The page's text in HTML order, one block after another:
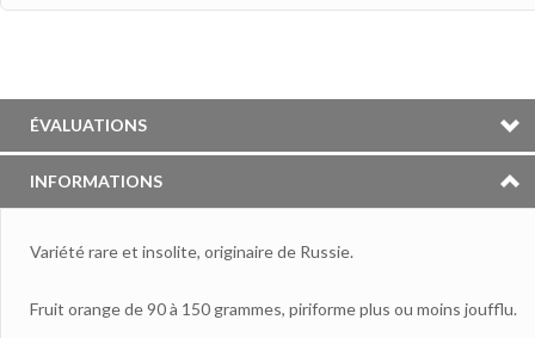
ÉVALUATIONS
INFORMATIONS
Variété rare et insolite, originaire de Russie.
Fruit orange de 90 à 150 grammes, piriforme plus ou moins joufflu.